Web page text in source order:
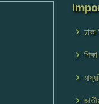
ঢাকা